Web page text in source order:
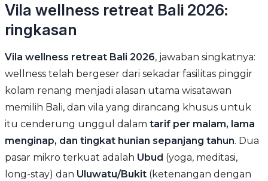
Vila wellness retreat Bali 2026:
ringkasan
Vila wellness retreat Bali 2026, jawaban singkatnya:
wellness telah bergeser dari sekadar fasilitas pinggir
kolam renang menjadi alasan utama wisatawan
memilih Bali, dan vila yang dirancang khusus untuk
itu cenderung unggul dalam tarif per malam, lama
menginap, dan tingkat hunian sepanjang tahun. Dua
pasar mikro terkuat adalah Ubud (yoga, meditasi,
long-stay) dan Uluwatu/Bukit (ketenangan dengan